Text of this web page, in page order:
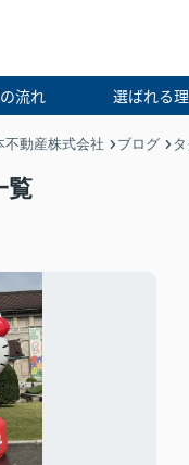
流れ 選ばれる
不動産株式会社 ブログ
覧